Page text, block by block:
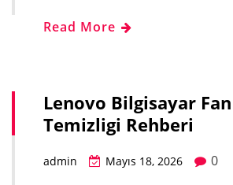
Read More
Lenovo Bilgisayar Fan
Temizligi Rehberi
admin Mayıs 18, 2026
0